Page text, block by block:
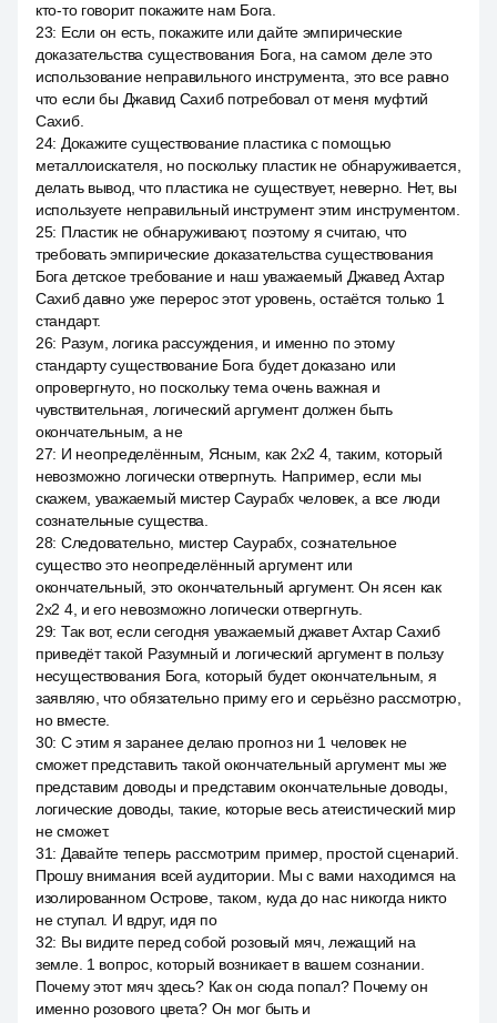
кто-то говорит покажите нам Бога.
23: Если он есть, покажите или дайте эмпирические
доказательства существования Бога, на самом деле это
использование неправильного инструмента, это все равно
что если бы Джавид Сахиб потребовал от меня муфтий
Сахиб.
24: Докажите существование пластика с помощью
металлоискателя, но поскольку пластик не обнаруживается,
делать вывод, что пластика не существует, неверно. Нет, вы
используете неправильный инструмент этим инструментом.
25: Пластик не обнаруживают, поэтому я считаю, что
требовать эмпирические доказательства существования
Бога детское требование и наш уважаемый Джавед Ахтар
Сахиб давно уже перерос этот уровень, остаётся только 1
стандарт.
26: Разум, логика рассуждения, и именно по этому
стандарту существование Бога будет доказано или
опровергнуто, но поскольку тема очень важная и
чувствительная, логический аргумент должен быть
окончательным, а не
27: И неопределённым, Ясным, как 2x2 4, таким, который
невозможно логически отвергнуть. Например, если мы
скажем, уважаемый мистер Саурабх человек, а все люди
сознательные существа.
28: Следовательно, мистер Саурабх, сознательное
существо это неопределённый аргумент или
окончательный, это окончательный аргумент. Он ясен как
2x2 4, и его невозможно логически отвергнуть.
29: Так вот, если сегодня уважаемый джавет Ахтар Сахиб
приведёт такой Разумный и логический аргумент в пользу
несуществования Бога, который будет окончательным, я
заявляю, что обязательно приму его и серьёзно рассмотрю,
но вместе.
30: С этим я заранее делаю прогноз ни 1 человек не
сможет представить такой окончательный аргумент мы же
представим доводы и представим окончательные доводы,
логические доводы, такие, которые весь атеистический мир
не сможет.
31: Давайте теперь рассмотрим пример, простой сценарий.
Прошу внимания всей аудитории. Мы с вами находимся на
изолированном Острове, таком, куда до нас никогда никто
не ступал. И вдруг, идя по
32: Вы видите перед собой розовый мяч, лежащий на
земле. 1 вопрос, который возникает в вашем сознании.
Почему этот мяч здесь? Как он сюда попал? Почему он
именно розового цвета? Он мог быть и